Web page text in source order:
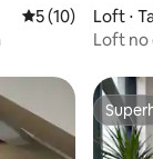
5 de uma
5 (10)
Loft ⋅
Loft no